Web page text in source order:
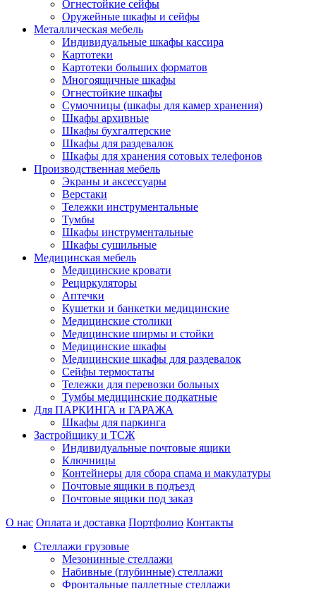
Огнестойкие сейфы
Оружейные шкафы и сейфы
Металлическая мебель
Индивидуальные шкафы кассира
Картотеки
Картотеки больших форматов
Многоящичные шкафы
Огнестойкие шкафы
Сумочницы (шкафы для камер хранения)
Шкафы архивные
Шкафы бухгалтерские
Шкафы для раздевалок
Шкафы для хранения сотовых телефонов
Производственная мебель
Экраны и аксессуары
Верстаки
Тележки инструментальные
Тумбы
Шкафы инструментальные
Шкафы сушильные
Медицинская мебель
Медицинские кровати
Рециркуляторы
Аптечки
Кушетки и банкетки медицинские
Медицинские столики
Медицинские ширмы и стойки
Медицинские шкафы
Медицинские шкафы для раздевалок
Сейфы термостаты
Тележки для перевозки больных
Тумбы медицинские подкатные
Для ПАРКИНГА и ГАРАЖА
Шкафы для паркинга
Застройщику и ТСЖ
Индивидуальные почтовые ящики
Ключницы
Контейнеры для сбора спама и макулатуры
Почтовые ящики в подъезд
Почтовые ящики под заказ
О нас Оплата и доставка Портфолио Контакты
Стеллажи грузовые
Мезонинные стеллажи
Набивные (глубинные) стеллажи
Фронтальные паллетные стеллажи